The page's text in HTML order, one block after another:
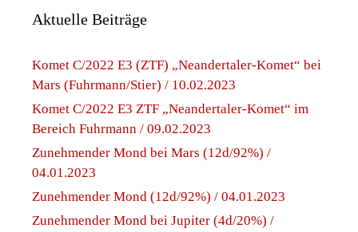
Aktuelle Beiträge
Komet C/2022 E3 (ZTF) „Neandertaler-Komet“ bei
Mars (Fuhrmann/Stier) / 10.02.2023
Komet C/2022 E3 ZTF „Neandertaler-Komet“ im
Bereich Fuhrmann / 09.02.2023
Zunehmender Mond bei Mars (12d/92%) /
04.01.2023
Zunehmender Mond (12d/92%) / 04.01.2023
Zunehmender Mond bei Jupiter (4d/20%) /